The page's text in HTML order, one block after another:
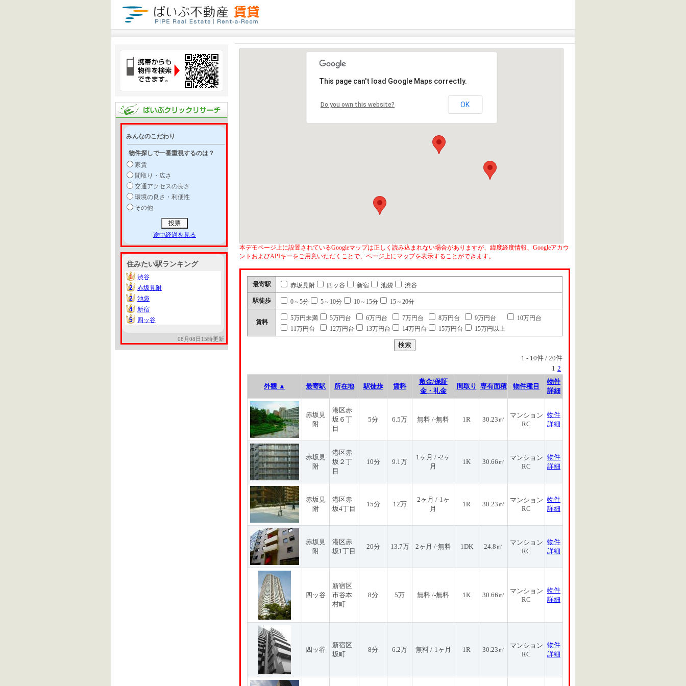
みんなのこだわり
物件探しで一番重視するのは？
家賃
間取り・広さ
交通アクセスの良さ
環境の良さ・利便性
その他
途中経過を見る
住みたい駅ランキング
1
1
渋谷
2
2
赤坂見附
2
2
池袋
4
4
新宿
5
5 四ッ谷
08月08日15時更新
This page can't load Google Maps correctly.
Do you own this website? OK
本デモページ上に設置されているGoogleマップは正しく読み込まれない場合がありますが、緯度経度情報、Googleアカウ
ントおよびAPIキーをご用意いただくことで、ページ上にマップを表示することができます。
最寄駅 赤坂見附 四ッ谷 新宿 池袋 渋谷
駅徒歩 0～5分 5～10分 10～15分 15～20分
賃料
5万円未満 5万円台 6万円台 7万円台 8万円台 9万円台
10万円台
11万円台
12万円台 13万円台 14万円台 15万円台 15万円以上
1 - 10件 / 20件
1 2
外観 ▲ 最寄駅 所在地 駅徒歩 賃料
敷金/保証
金・礼金
間取り 専有面積 物件種目
物件
詳細
赤坂見
附
港区赤
坂６丁
目
5分 6.5万 無料 /-無料 1R 30.23㎡
マンション
RC
物件
詳細
赤坂見
附
港区赤
坂２丁
目
10分 9.1万
1ヶ月 / -2ヶ
月
1K 30.66㎡
マンション
RC
物件
詳細
赤坂見
附
港区赤
坂4丁目
15分 12万
2ヶ月 /-1ヶ
月
1R 30.23㎡
マンション
RC
物件
詳細
赤坂見
附
港区赤
坂1丁目
20分 13.7万 2ヶ月 /-無料 1DK 24.8㎡
マンション
RC
物件
詳細
四ッ谷
新宿区
市谷本
村町
8分 5万 無料 /-無料 1K 30.66㎡
マンション
RC
物件
詳細
四ッ谷
新宿区
坂町
8分 6.2万 無料 /-1ヶ月 1R 30.23㎡
マンション
RC
物件
詳細